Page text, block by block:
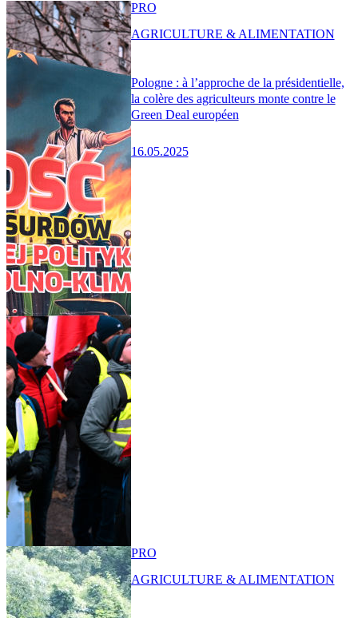
Pologne : à l’approche de la présidentielle,
la colère des agriculteurs monte contre le
Green Deal européen
16.05.2025
PRO
AGRICULTURE & ALIMENTATION
PRO
AGRICULTURE & ALIMENTATION